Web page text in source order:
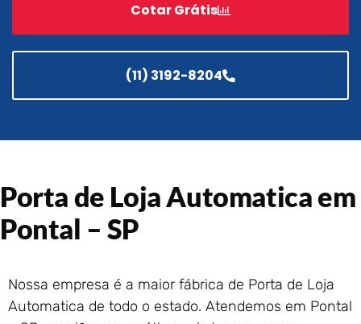
Enrolar em Teresópolis – RJ
Portão de Garagem de
Enrolar em São Pedro da
Aldeia – RJ
Portão de Garagem de
Enrolar em Rio das Ostras –
Portão de Garagem de
Enrolar em Petrópolis – RJ
Cotar Grátis
(11) 3192-8204
Porta de Loja Automatica em
Pontal – SP
Nossa empresa é a maior fábrica de Porta de Loja
Automatica de todo o estado. Atendemos em Pontal